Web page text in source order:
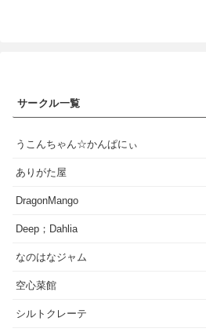
アナルを指でなぞる/アナルにちゅっち
舐め手コキ/アナルを爪でカリカリ/アナ
25:49ちゅっちゅキス/舌絡ませディープ
マン/潮吹き/指フェラ/顔にマン汁塗りつ
セックス〜 33:28顔舐め・顔噛み/左右耳甘噛み・耳舐め/左右乳首舐
いこピストン/乳首コンドームぶらぶら/
えピストン/しあわせ連呼絶頂収録合計
ァイル形式・本編track01・02・03・04
果音なし）・ジャケットイラスト（タ
音なしverは効果音のトラックをミュー
秒無音の箇所が複数ございます。予めご
スタジオ 様効果音:DLsiteクリエイター学園 様台本制作・タイトルロ
語。◆プレイ
す。・処女
るまま生挿
度も中出し
もちろんた
★本文…26P
裏表紙:2P
ースケール
無しの状態
す。表紙・
ちらに同梱
てしまった
サークル一覧
うこんちゃん☆かんぱにぃ
ありがた屋
DragonMango
Deep；Dahlia
なのはなジャム
空心菜館
シルトクレーテ